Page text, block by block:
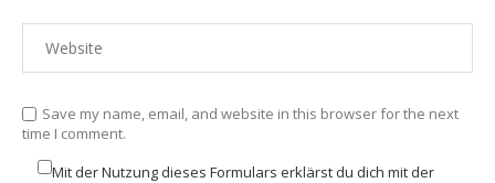
Save my name, email, and website in this browser for the next
time I comment.
Mit der Nutzung dieses Formulars erklärst du dich mit der